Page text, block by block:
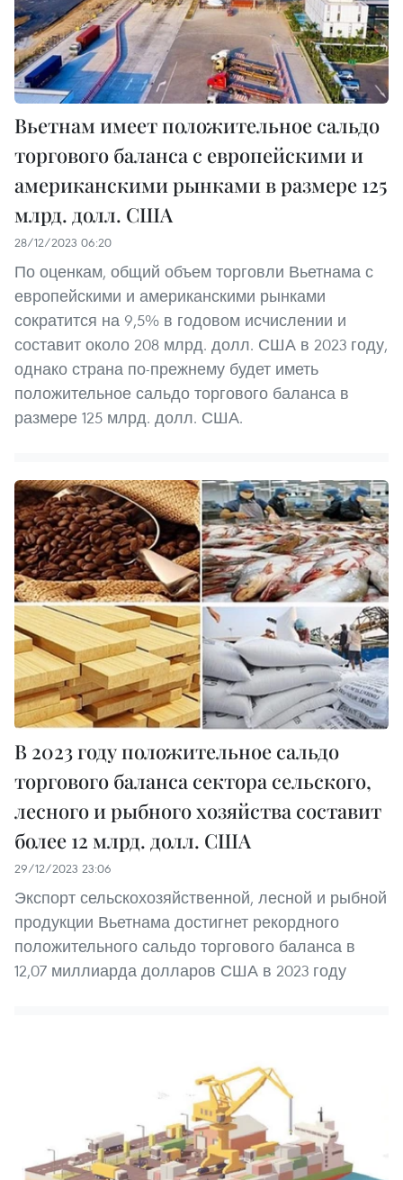
Вьетнам имеет положительное сальдо
торгового баланса с европейскими и
американскими рынками в размере 125
млрд. долл. США
28/12/2023 06:20
По оценкам, общий объем торговли Вьетнама с
европейскими и американскими рынками
сократится на 9,5% в годовом исчислении и
составит около 208 млрд. долл. США в 2023 году,
однако страна по-прежнему будет иметь
положительное сальдо торгового баланса в
размере 125 млрд. долл. США.
В 2023 году положительное сальдо
торгового баланса сектора сельского,
лесного и рыбного хозяйства составит
более 12 млрд. долл. США
29/12/2023 23:06
Экспорт сельскохозяйственной, лесной и рыбной
продукции Вьетнама достигнет рекордного
положительного сальдо торгового баланса в
12,07 миллиарда долларов США в 2023 году